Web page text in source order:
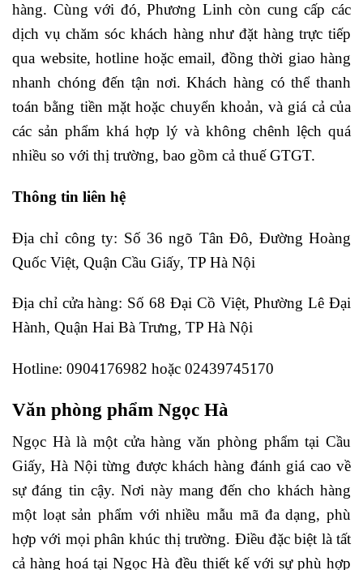
hàng. Cùng với đó, Phương Linh còn cung cấp các
dịch vụ chăm sóc khách hàng như đặt hàng trực tiếp
qua website, hotline hoặc email, đồng thời giao hàng
nhanh chóng đến tận nơi. Khách hàng có thể thanh
toán bằng tiền mặt hoặc chuyển khoản, và giá cả của
các sản phẩm khá hợp lý và không chênh lệch quá
nhiều so với thị trường, bao gồm cả thuế GTGT.
Thông tin liên hệ
Địa chỉ công ty: Số 36 ngõ Tân Đô, Đường Hoàng
Quốc Việt, Quận Cầu Giấy, TP Hà Nội
Địa chỉ cửa hàng: Số 68 Đại Cồ Việt, Phường Lê Đại
Hành, Quận Hai Bà Trưng, TP Hà Nội
Hotline: 0904176982 hoặc 02439745170
Văn phòng phẩm Ngọc Hà
Ngọc Hà là một cửa hàng văn phòng phẩm tại Cầu
Giấy, Hà Nội từng được khách hàng đánh giá cao về
sự đáng tin cậy. Nơi này mang đến cho khách hàng
một loạt sản phẩm với nhiều mẫu mã đa dạng, phù
hợp với mọi phân khúc thị trường. Điều đặc biệt là tất
cả hàng hoá tại Ngọc Hà đều thiết kế với sự phù hợp